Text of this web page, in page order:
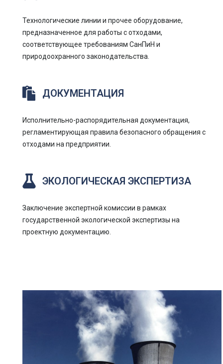
Технологические линии и прочее оборудование,
предназначенное для работы с отходами,
соответствующее требованиям СанПиН и
природоохранного законодательства.
ДОКУМЕНТАЦИЯ
Исполнительно-распорядительная документация,
регламентирующая правила безопасного обращения с
отходами на предприятии.
ЭКОЛОГИЧЕСКАЯ ЭКСПЕРТИЗА
Заключение экспертной комиссии в рамках
государственной экологической экспертизы на
проектную документацию.